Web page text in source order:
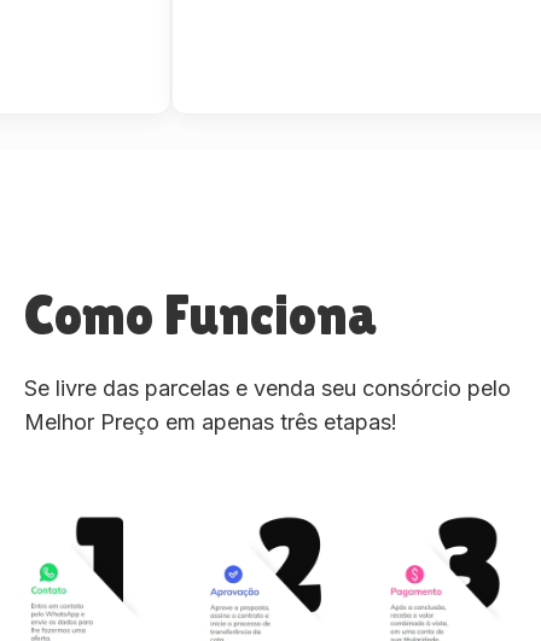
Como Funciona
Se livre das parcelas e venda seu consórcio pelo
Melhor Preço em apenas três etapas!